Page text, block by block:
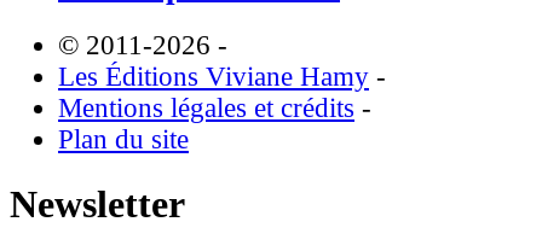
© 2011-2026 -
Les Éditions Viviane Hamy -
Mentions légales et crédits -
Plan du site
Newsletter